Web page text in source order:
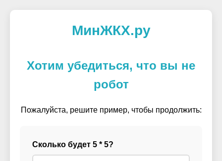
МинЖКХ.ру
Хотим убедиться, что вы не
робот
Пожалуйста, решите пример, чтобы продолжить:
Сколько будет 5 * 5?